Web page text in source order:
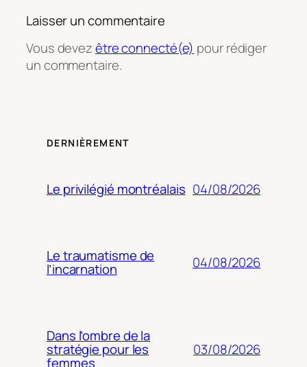
Laisser un commentaire
Vous devezêtre connecté(e) pour rédiger
un commentaire.
DERNIÈREMENT
Le privilégié montréalais 04/08/2026
Le traumatisme de
l’incarnation 04/08/2026
Dans l’ombre de la
stratégie pour les
femmes
03/08/2026